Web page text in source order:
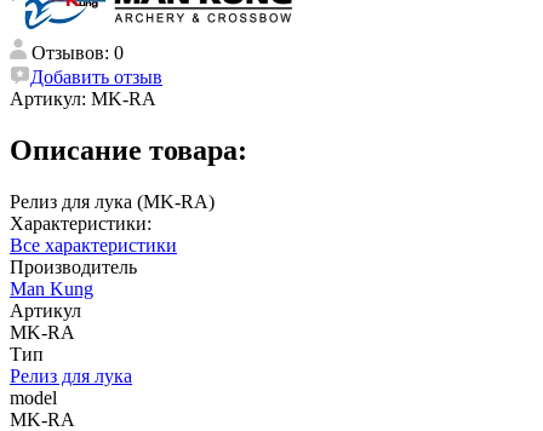
Отзывов: 0
Добавить отзыв
Артикул: MK-RA
Описание товара:
Релиз для лука (MK-RA)
Характеристики:
Все характеристики
Производитель
Man Kung
Артикул
MK-RA
Тип
Релиз для лука
model
MK-RA